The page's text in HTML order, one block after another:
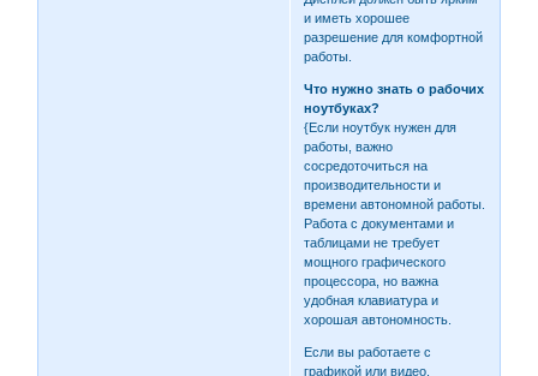
и иметь хорошее
разрешение для комфортной
работы.
Что нужно знать о рабочих
ноутбуках?
{Если ноутбук нужен для
работы, важно
сосредоточиться на
производительности и
времени автономной работы.
Работа с документами и
таблицами не требует
мощного графического
процессора, но важна
удобная клавиатура и
хорошая автономность.
Если вы работаете с
графикой или видео,